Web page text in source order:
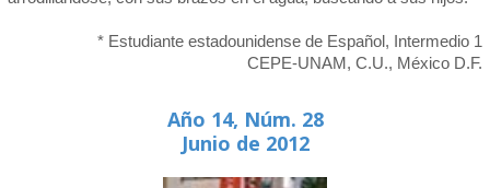
* Estudiante estadounidense de Español, Intermedio 1
CEPE-UNAM, C.U., México D.F.
Año 14, Núm. 28
Junio de 2012